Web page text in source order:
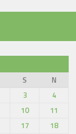
S
N
3
4
10
11
17
18